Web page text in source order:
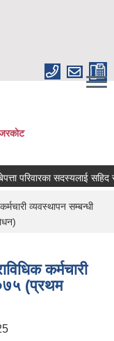
परिवारका सदस्यलाई सहिद
व्यवस्थापन सम्बन्धी
कर्मचारी
(प्रथम